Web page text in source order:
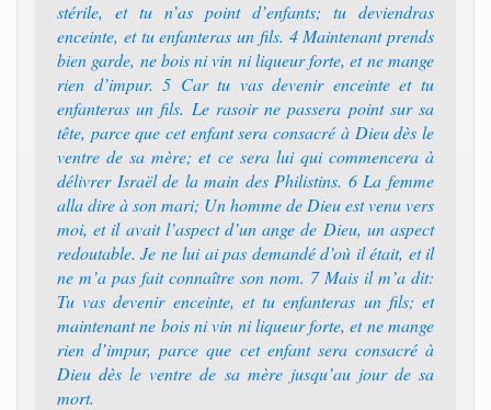
stérile, et tu n’as point d’enfants; tu deviendras
enceinte, et tu enfanteras un fils. 4 Maintenant prends
bien garde, ne bois ni vin ni liqueur forte, et ne mange
rien d’impur. 5 Car tu vas devenir enceinte et tu
enfanteras un fils. Le rasoir ne passera point sur sa
tête, parce que cet enfant sera consacré à Dieu dès le
ventre de sa mère; et ce sera lui qui commencera à
délivrer Israël de la main des Philistins. 6 La femme
alla dire à son mari; Un homme de Dieu est venu vers
moi, et il avait l’aspect d’un ange de Dieu, un aspect
redoutable. Je ne lui ai pas demandé d’où il était, et il
ne m’a pas fait connaître son nom. 7 Mais il m’a dit:
Tu vas devenir enceinte, et tu enfanteras un fils; et
maintenant ne bois ni vin ni liqueur forte, et ne mange
rien d’impur, parce que cet enfant sera consacré à
Dieu dès le ventre de sa mère jusqu’au jour de sa
mort.